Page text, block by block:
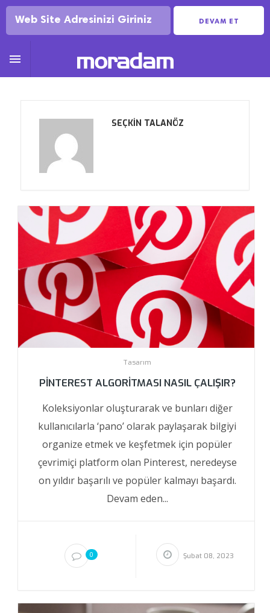
DEVAM ET

SEÇKIN TALANÖZ
Tasarım
PINTEREST ALGORITMASI NASIL ÇALIŞIR?
Koleksiyonlar oluşturarak ve bunları diğer
kullanıcılarla ‘pano’ olarak paylaşarak bilgiyi
organize etmek ve keşfetmek için popüler
çevrimiçi platform olan Pinterest, neredeyse
on yıldır başarılı ve popüler kalmayı başardı.
Devam eden...
0 Şubat 08, 2023